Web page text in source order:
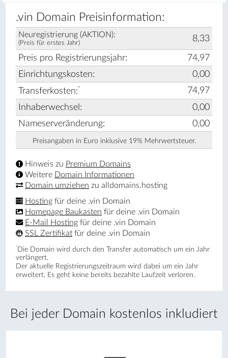
Bei jeder Domain kostenlos inkludiert
.vin Domain Preisinformation:
Neuregistrierung (AKTION):
(Preis für erstes Jahr) 8,33
Preis pro Registrierungsjahr:
74,97
Einrichtungskosten:
0,00
Transferkosten:*
74,97
Inhaberwechsel:
0,00
Nameserveränderung:
0,00
Preisangaben in Euro inklusive 19% Mehrwertsteuer.
Hinweis zu Premium Domains
Weitere Domain Informationen
Domain umziehen zu alldomains.hosting
Hosting für deine .vin Domain
Homepage Baukasten für deine .vin Domain
E-Mail Hosting für deine .vin Domain
SSL Zertifikat für deine .vin Domain
* Die Domain wird durch den Transfer automatisch um ein Jahr
verlängert.
Der aktuelle Registrierungs­zeitraum wird dabei um ein Jahr
erweitert. Es geht keine bereits bezahlte Laufzeit verloren.